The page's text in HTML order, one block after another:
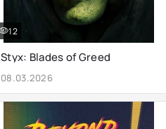
Styx: Blades of Greed
08.03.2026
12